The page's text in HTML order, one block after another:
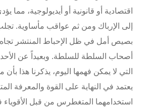
اقتصادية أو قانونية أو أيديولوجية،
إلى الإرباك ومن ثم عواقب مأساوية.
بصيص أمل في ظل الإحباط المنتشر
أصحاب السلطة للسلطة. وبعيداً عن
التي لا يمكن فهمها اليوم، يذكرنا هذا بأن
يعتمد في النهاية على القوة والمعرفة
استخدامهما المتغطرس من قبل